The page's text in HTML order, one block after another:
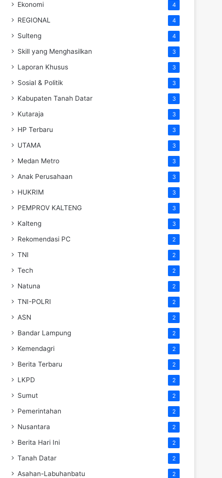
Ekonomi 4
REGIONAL 4
Sulteng 4
Skill yang Menghasilkan 3
Laporan Khusus 3
Sosial & Politik 3
Kabupaten Tanah Datar 3
Kutaraja 3
HP Terbaru 3
UTAMA 3
Medan Metro 3
Anak Perusahaan 3
HUKRIM 3
PEMPROV KALTENG 3
Kalteng 3
Rekomendasi PC 2
TNI 2
Tech 2
Natuna 2
TNI-POLRI 2
ASN 2
Bandar Lampung 2
Kemendagri 2
Berita Terbaru 2
LKPD 2
Sumut 2
Pemerintahan 2
Nusantara 2
Berita Hari Ini 2
Tanah Datar 2
Asahan-Labuhanbatu 2